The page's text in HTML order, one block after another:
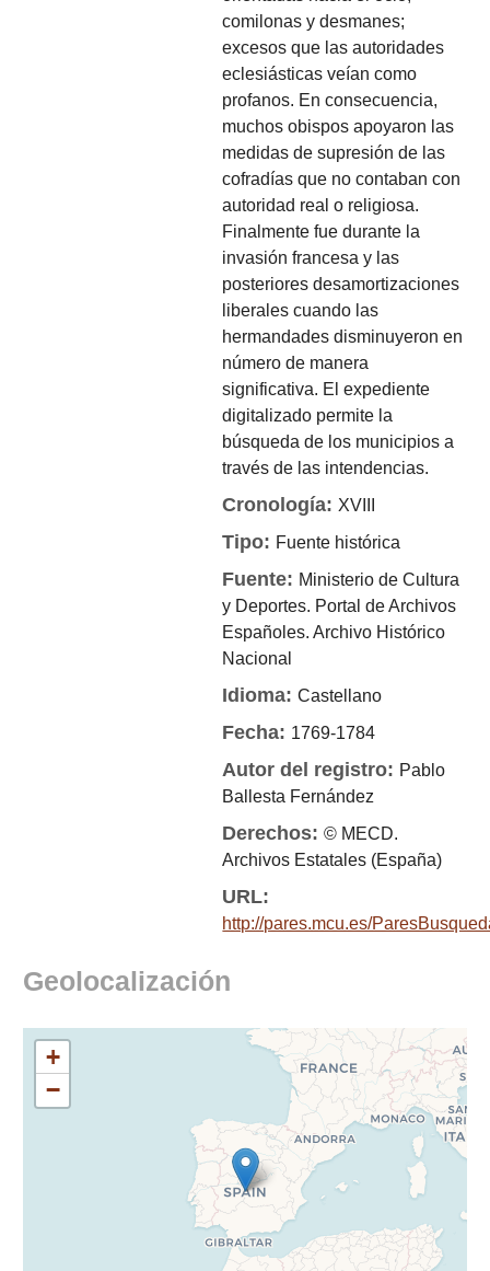
comilonas y desmanes;
excesos que las autoridades
eclesiásticas veían como
profanos. En consecuencia,
muchos obispos apoyaron las
medidas de supresión de las
cofradías que no contaban con
autoridad real o religiosa.
Finalmente fue durante la
invasión francesa y las
posteriores desamortizaciones
liberales cuando las
hermandades disminuyeron en
número de manera
significativa. El expediente
digitalizado permite la
búsqueda de los municipios a
través de las intendencias.
Cronología:XVIII
Tipo: Fuente histórica
Fuente: Ministerio de Cultura
y Deportes. Portal de Archivos
Españoles. Archivo Histórico
Nacional
Idioma:Castellano
Fecha: 1769-1784
Autor del registro: Pablo
Ballesta Fernández
Derechos:© MECD.
Archivos Estatales (España)
URL:
http://pares.mcu.es/
Geolocalización
+
−